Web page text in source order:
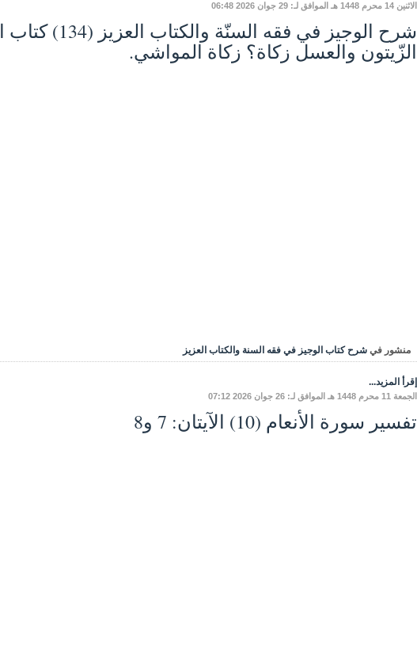
الاثنين 14 محرم 1448 هـ الموافق لـ: 29 جوان 2026 06:48
الزّيتون والعسل زكاة؟ زكاة المواشي.
منشور في شرح كتاب الوجيز في فقه السنة والكتاب العزيز
إقرأ المزيد...
الجمعة 11 محرم 1448 هـ الموافق لـ: 26 جوان 2026 07:12
تفسير سورة الأنعام (10) الآيتان: 7 و8